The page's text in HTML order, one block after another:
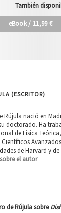
También
eBook/ 11,99 €
(ESCRITOR)
Rújula nació en
doctorado. Ha
de Física
Científicos
de Harvard y
el autor
de Rújula sobre